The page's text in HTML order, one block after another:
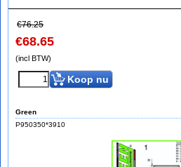
€76.25
€68.65
(incl BTW)
Koop nu
Green
P950350*3910